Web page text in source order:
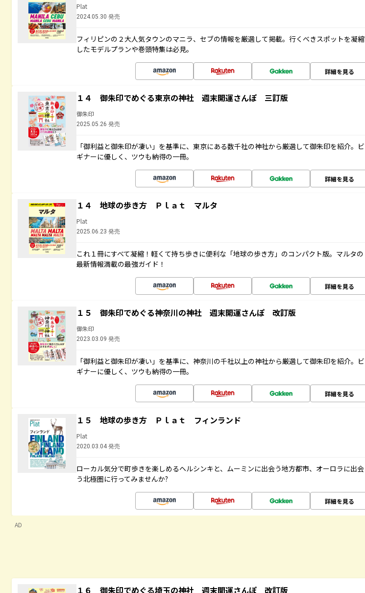
Plat
2024.05.30 発売
フィリピンの２大人気タウンのマニラ、セブの情報を厳選して掲載。行くべきスポットを凝縮
したモデルプランや巻頭特集は必見。
詳細を見る
１４ 御朱印でめぐる東京の神社 週末開運さんぽ 三訂版
御朱印
2025.05.26 発売
「御利益と御朱印が凄い」を基準に、東京にある数千社の神社から厳選して御朱印を紹介。ビ
ギナーに優しく、ツウも納得の一冊。
詳細を見る
１４ 地球の歩き方 Ｐｌａｔ マルタ
Plat
2025.06.23 発売
これ１冊にすべて凝縮！軽くて持ち歩きに便利な「地球の歩き方」のコンパクト版。マルタの
最新情報満載の最強ガイド！
詳細を見る
１５ 御朱印でめぐる神奈川の神社 週末開運さんぽ 改訂版
御朱印
2023.03.09 発売
「御利益と御朱印が凄い」を基準に、神奈川の千社以上の神社から厳選して御朱印を紹介。ビ
ギナーに優しく、ツウも納得の一冊。
詳細を見る
１５ 地球の歩き方 Ｐｌａｔ フィンランド
Plat
2020.03.04 発売
ローカル気分で町歩きを楽しめるヘルシンキと、ムーミンに出会う地方都市、オーロラに出会
う北極圏に行ってみませんか?
詳細を見る
AD
１６ 御朱印でめぐる埼玉の神社 週末開運さんぽ 改訂版